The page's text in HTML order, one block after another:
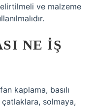
ve malzeme
NE IŞ
kaplama, basılı
solmaya,